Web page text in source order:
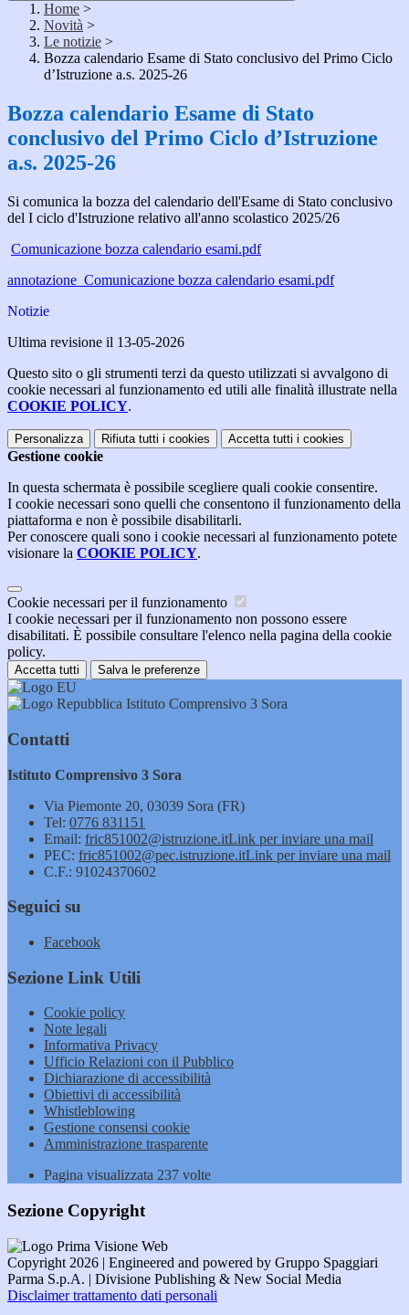
Home >
Novità >
Le notizie >
Bozza calendario Esame di Stato conclusivo del Primo Ciclo
d’Istruzione a.s. 2025-26
Bozza calendario Esame di Stato
conclusivo del Primo Ciclo d’Istruzione
a.s. 2025-26
Si comunica la bozza del calendario dell'Esame di Stato conclusivo
del I ciclo d'Istruzione relativo all'anno scolastico 2025/26
Comunicazione bozza calendario esami.pdf
annotazione_Comunicazione bozza calendario esami.pdf
Notizie
Ultima revisione il 13-05-2026
Questo sito o gli strumenti terzi da questo utilizzati si avvalgono di
cookie necessari al funzionamento ed utili alle finalità illustrate nella
COOKIE POLICY.
Personalizza Rifiuta tutti i cookies Accetta tutti i cookies
Gestione cookie
In questa schermata è possibile scegliere quali cookie consentire.
I cookie necessari sono quelli che consentono il funzionamento della
piattaforma e non è possibile disabilitarli.
Per conoscere quali sono i cookie necessari al funzionamento potete
visionare la COOKIE POLICY.
Cookie necessari per il funzionamento
I cookie necessari per il funzionamento non possono essere
disabilitati. È possibile consultare l'elenco nella pagina della cookie
policy.
Accetta tutti Salva le preferenze
Istituto Comprensivo 3 Sora
Contatti
Istituto Comprensivo 3 Sora
Via Piemonte 20, 03039 Sora (FR)
Tel: 0776 831151
Email: fric851002@istruzione.itLink per inviare una mail
PEC: fric851002@pec.istruzione.itLink per inviare una mail
C.F.: 91024370602
Seguici su
Facebook
Sezione Link Utili
Cookie policy
Note legali
Informativa Privacy
Ufficio Relazioni con il Pubblico
Dichiarazione di accessibilità
Obiettivi di accessibilità
Whistleblowing
Gestione consensi cookie
Amministrazione trasparente
Pagina visualizzata 237 volte
Sezione Copyright
Copyright 2026 | Engineered and powered by Gruppo Spaggiari
Parma S.p.A. | Divisione Publishing & New Social Media
Disclaimer trattamento dati personali